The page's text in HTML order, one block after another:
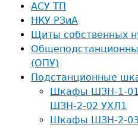
АСУ ТП
НКУ РЗиА
Щиты собственных
(ОПУ)
Подстанционные
Шкафы ШЗН-1-
ШЗН-2-02 УХЛ1
Шкафы ШЗН-2-